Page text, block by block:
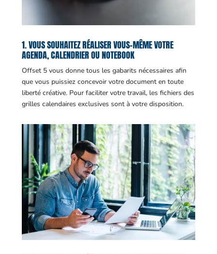
1. VOUS SOUHAITEZ RÉALISER VOUS-MÊME VOTRE
AGENDA, CALENDRIER OU NOTEBOOK
Offset 5 vous donne tous les gabarits nécessaires afin
que vous puissiez concevoir votre document en toute
liberté créative. Pour faciliter votre travail, les fichiers des
grilles calendaires exclusives sont à votre disposition.